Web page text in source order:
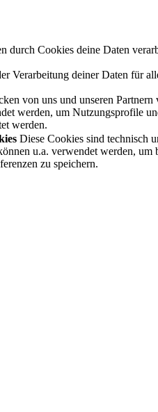
durch Cookies deine Daten
deiner Daten für
von uns und unseren
werden, um Nutzungsprofile
werden.
Diese Cookies sind technisch
u.a. verwendet werden,
zu speichern.